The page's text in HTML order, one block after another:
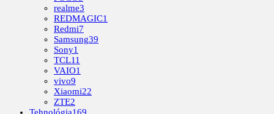
realme3
REDMAGIC1
Redmi7
Samsung39
Sony1
TCL11
VAIO1
vivo9
Xiaomi22
ZTE2
Tehnológia169